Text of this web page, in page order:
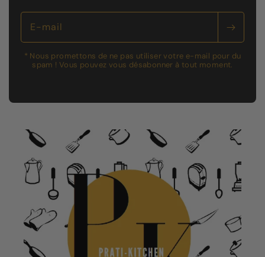
E-mail
* Nous promettons de ne pas utiliser votre e-mail pour du
spam ! Vous pouvez vous désabonner à tout moment.